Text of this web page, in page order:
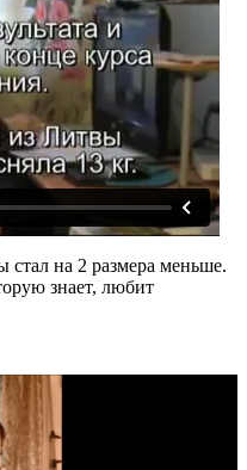
на 2 размера меньше.
знает, любит